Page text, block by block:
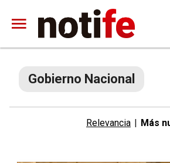
Gobierno Nacional
Relevancia | Más